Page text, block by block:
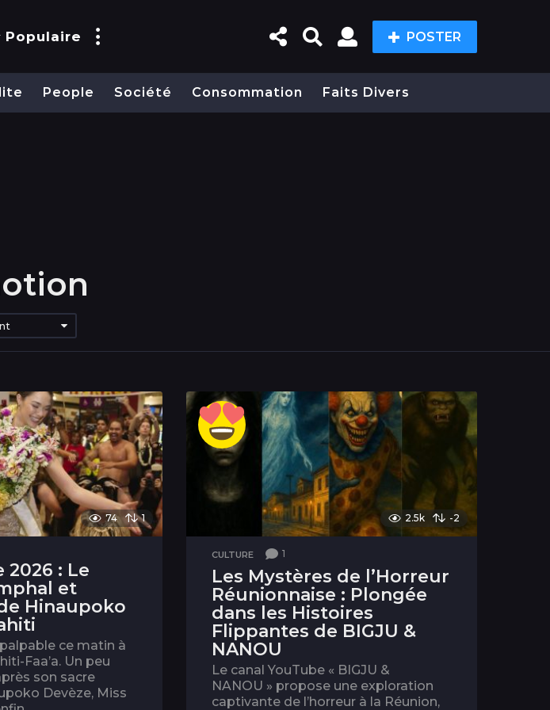
Populaire POSTER
People Société Consommation Faits Divers
74 1
2026 : Le
et
Hinaupoko
ce matin à
Faa’a. Un peu
son sacre
Devèze, Miss
2.5k -2
CULTURE 1
Les Mystères de l’Horreur
Réunionnaise : Plongée
dans les Histoires
Flippantes de BIGJU &
NANOU
Le canal YouTube « BIGJU &
NANOU » propose une exploration
captivante de l’horreur à la Réunion,